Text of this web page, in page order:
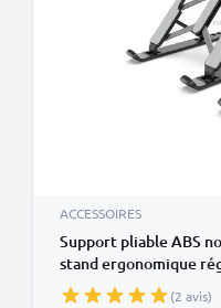
ACCESSOIRES
Support pliable ABS
stand ergonomique
rehausse, refroidit et
(2 avis)